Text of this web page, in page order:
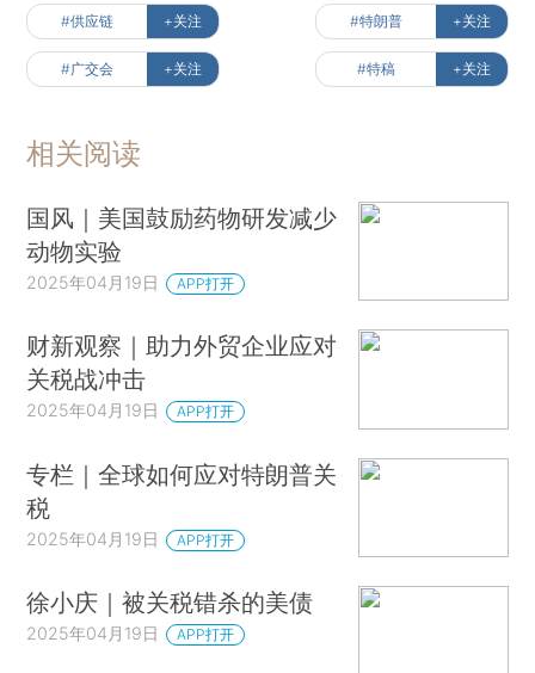
#供应链 +关注 #特朗普 +关注
#广交会 +关注 #特稿 +关注
相关阅读
国风｜美国鼓励药物研发减少
动物实验
2025年04月19日 APP打开
财新观察｜助力外贸企业应对
关税战冲击
2025年04月19日 APP打开
专栏｜全球如何应对特朗普关
税
2025年04月19日 APP打开
徐小庆｜被关税错杀的美债
2025年04月19日 APP打开